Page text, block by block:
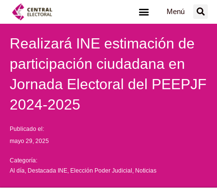
Menú
Realizará INE estimación de
participación ciudadana en
Jornada Electoral del PEEPJF
2024-2025
Publicado el:
mayo 29, 2025
Categoría:
Al día Destacada INE Elección Poder Judicial Noticias